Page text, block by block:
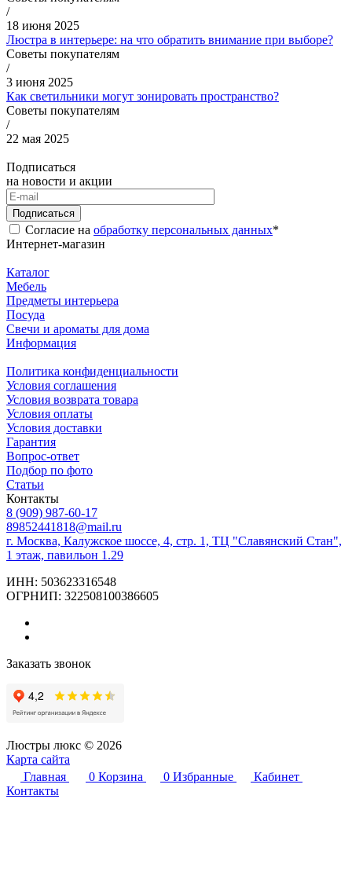
/
18 июня 2025
Люстра в интерьере: на что обратить внимание при выборе?
Советы покупателям
/
3 июня 2025
Как светильники могут зонировать пространство?
Советы покупателям
/
22 мая 2025
Подписаться
на новости и акции
Подписаться
Согласие на обработку персональных данных*
Интернет-магазин
Каталог
Мебель
Предметы интерьера
Посуда
Свечи и ароматы для дома
Информация
Политика конфиденциальности
Условия соглашения
Условия возврата товара
Условия оплаты
Условия доставки
Гарантия
Вопрос-ответ
Подбор по фото
Статьи
Контакты
8 (909) 987-60-17
89852441818@mail.ru
г. Москва, Калужское шоссе, 4, стр. 1, ТЦ "Славянский Стан",
1 этаж, павильон 1.29
ИНН: 503623316548
ОГРНИП: 322508100386605
Заказать звонок
Люстры люкс © 2026
Карта сайта
Главная
0 Корзина 0 Избранные
Кабинет
Контакты